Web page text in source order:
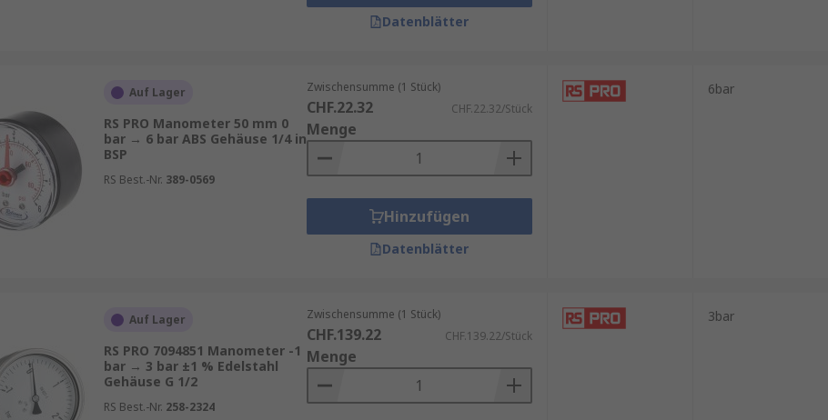
Datenblätter
Auf Lager
RS PRO Manometer 50 mm 0
bar → 6 bar ABS Gehäuse 1/4 in
BSP
RS Best.-Nr. 389-0569
Zwischensumme (1 Stück)
CHF.22.32 CHF.22.32/Stück
Menge
Hinzufügen
Datenblätter
6bar
Auf Lager
RS PRO 7094851 Manometer -1
bar → 3 bar ±1 % Edelstahl
Gehäuse G 1/2
RS Best.-Nr. 258-2324
Zwischensumme (1 Stück)
CHF.139.22 CHF.139.22/Stück
Menge
3bar